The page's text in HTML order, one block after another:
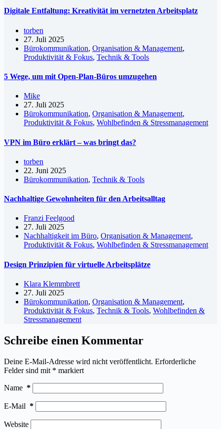
Digitale Entfaltung: Kreativität im vernetzten Arbeitsplatz
torben
27. Juli 2025
Bürokommunikation, Organisation & Management,
Produktivität & Fokus, Technik & Tools
5 Wege, um mit Open-Plan-Büros umzugehen
Mike
27. Juli 2025
Bürokommunikation, Organisation & Management,
Produktivität & Fokus, Wohlbefinden & Stressmanagement
VPN im Büro erklärt – was bringt das?
torben
22. Juni 2025
Bürokommunikation, Technik & Tools
Nachhaltige Gewohnheiten für den Arbeitsalltag
Franzi Feelgood
27. Juli 2025
Nachhaltigkeit im Büro, Organisation & Management,
Produktivität & Fokus, Wohlbefinden & Stressmanagement
Design Prinzipien für virtuelle Arbeitsplätze
Klara Klemmbrett
27. Juli 2025
Bürokommunikation, Organisation & Management,
Produktivität & Fokus, Technik & Tools, Wohlbefinden &
Stressmanagement
Schreibe einen Kommentar
Deine E-Mail-Adresse wird nicht veröffentlicht. Erforderliche
Felder sind mit * markiert
Name *
E-Mail *
Website